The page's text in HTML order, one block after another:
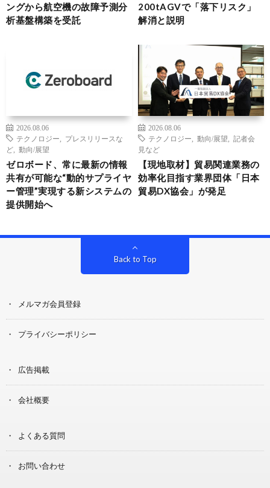
ングから航空機の故障予測分
析基盤構築を受託
200tAGVで「落下リスク」
解消と説明
2026.08.06
テクノロジー
プレスリリースな
ど
動向/展望
ゼロボード、常に最新の情報
共有が可能な“動的サプライヤ
ー管理”実現する新システムの
提供開始へ
2026.08.06
テクノロジー
動向/展望
記者会
見など
【現地取材】貿易関連業務の
効率化目指す業界団体「日本
貿易DX協会」が発足
Back to Top
メルマガ会員登録
プライバシーポリシー
広告掲載
会社概要
よくある質問
お問い合わせ